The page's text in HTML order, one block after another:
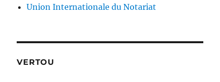
Union Internationale du Notariat
VERTOU